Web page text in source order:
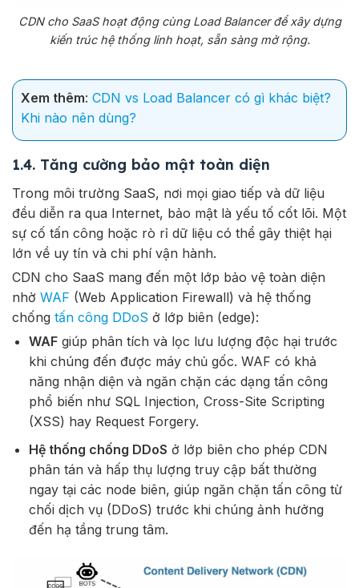
CDN cho SaaS hoạt động cùng Load Balancer để xây dựng
kiến trúc hệ thống linh hoạt, sẵn sàng mở rộng.
Xem thêm: CDN vs Load Balancer có gì khác biệt?
Khi nào nên dùng?
1.4. Tăng cường bảo mật toàn diện
Trong môi trường SaaS, nơi mọi giao tiếp và dữ liệu
đều diễn ra qua Internet, bảo mật là yếu tố cốt lõi. Một
sự cố tấn công hoặc rò rỉ dữ liệu có thể gây thiệt hại
lớn về uy tín và chi phí vận hành.
CDN cho SaaS mang đến một lớp bảo vệ toàn diện
nhờ WAF (Web Application Firewall) và hệ thống
chống tấn công DDoS ở lớp biên (edge):
WAFgiúp phân tích và lọc lưu lượng độc hại trước
khi chúng đến được máy chủ gốc. WAF có khả
năng nhận diện và ngăn chặn các dạng tấn công
phổ biến như SQL Injection, Cross-Site Scripting
(XSS) hay Request Forgery.
Hệ thống chống DDoS ở lớp biên cho phép CDN
phân tán và hấp thụ lượng truy cập bất thường
ngay tại các node biên, giúp ngăn chặn tấn công từ
chối dịch vụ (DDoS) trước khi chúng ảnh hưởng
đến hạ tầng trung tâm.